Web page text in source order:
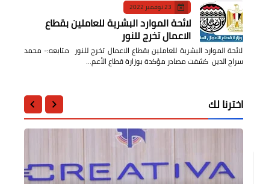
23 نوفمبر 2022
لائحة الموارد البشرية للعاملين بقطاع
الاعمال تخرج للنور
لائحة الموارد البشرية للعاملين بقطاع الاعمال تخرج للنور متابعه:- محمد
سراج الدين كشفت مصادر مؤكدة بوزارة قطاع الأعم…
اخترنا لك